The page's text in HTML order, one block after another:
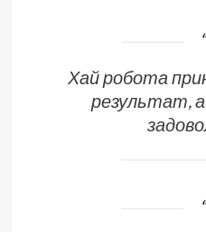
Хай робота
результат,